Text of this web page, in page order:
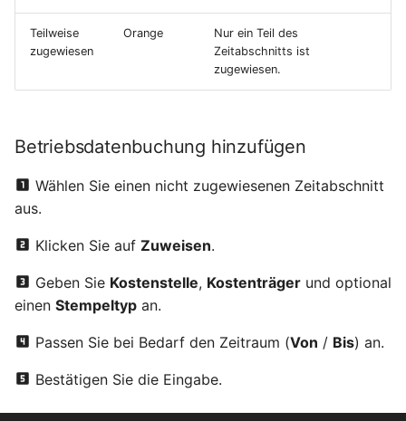
Teilweise
zugewiesen
Orange
Nur ein Teil des
Zeitabschnitts ist
zugewiesen.
Betriebsdatenbuchung hinzufügen
Wählen Sie einen nicht zugewiesenen Zeitabschnitt
aus.
Klicken Sie auf Zuweisen.
Geben Sie Kostenstelle, Kostenträger und optional
einen Stempeltyp an.
Passen Sie bei Bedarf den Zeitraum (Von / Bis) an.
Bestätigen Sie die Eingabe.